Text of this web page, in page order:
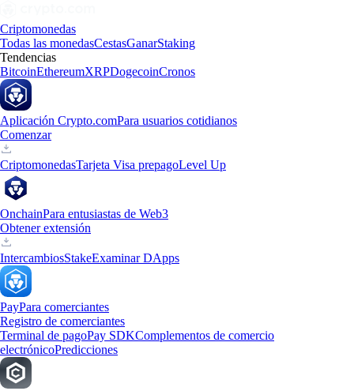
Criptomonedas
Todas las monedasCestasGanarStaking
Tendencias
BitcoinEthereumXRPDogecoinCronos
Aplicación Crypto.comPara usuarios cotidianos
Comenzar
CriptomonedasTarjeta Visa prepagoLevel Up
OnchainPara entusiastas de Web3
Obtener extensión
IntercambiosStakeExaminar DApps
PayPara comerciantes
Registro de comerciantes
Terminal de pagoPay SDKComplementos de comercio
electrónicoPredicciones